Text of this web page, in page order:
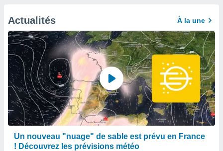
Actualités À la une
Un nouveau "nuage" de sable est prévu en France
! Découvrez les prévisions météo